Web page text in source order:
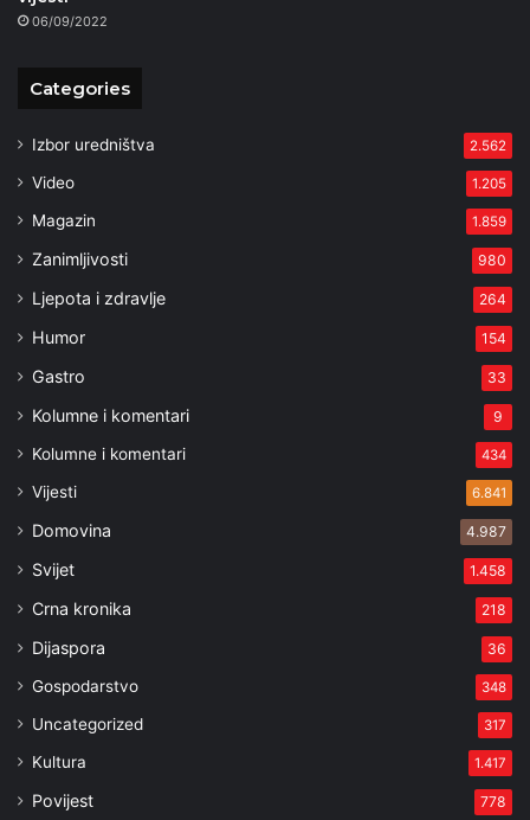
06/09/2022
Categories
Izbor uredništva 2.562
Video 1.205
Magazin 1.859
Zanimljivosti 980
Ljepota i zdravlje 264
Humor 154
Gastro 33
Kolumne i komentari 9
Kolumne i komentari 434
Vijesti 6.841
Domovina 4.987
Svijet 1.458
Crna kronika 218
Dijaspora 36
Gospodarstvo 348
Uncategorized 317
Kultura 1.417
Povijest 778